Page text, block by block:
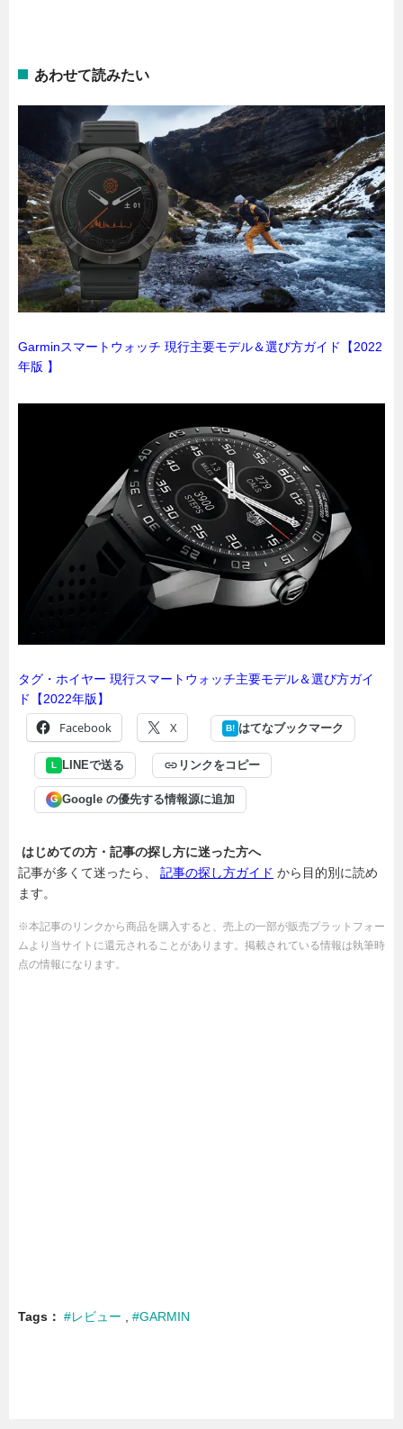
あわせて読みたい
Garminスマートウォッチ 現行主要モデル＆選び方ガイド【2022
年版 】
タグ・ホイヤー 現行スマートウォッチ主要モデル＆選び方ガイ
ド【2022年版】
Facebook X B! はてなブックマーク
L LINEで送る リンクをコピー
G Google の優先する情報源に追加
はじめての方・記事の探し方に迷った方へ
記事が多くて迷ったら、 記事の探し方ガイド から目的別に読め
ます。
※本記事のリンクから商品を購入すると、売上の一部が販売プラットフォー
ムより当サイトに還元されることがあります。掲載されている情報は執筆時
点の情報になります。
Tags #レビュー #GARMIN